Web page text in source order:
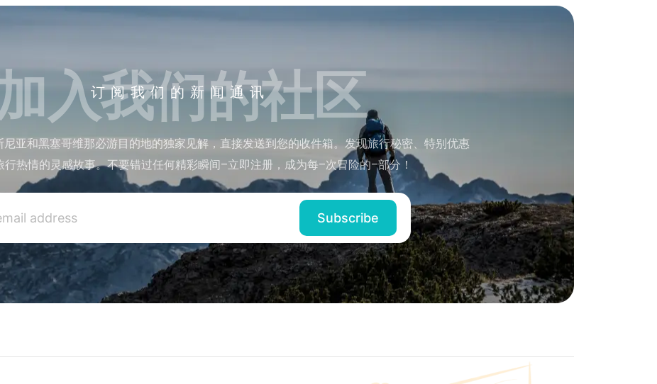
订阅我们的新闻通讯
入我们的社区
亚和黑塞哥维那必游目的地的独家见解，直接发送到您的收件箱。发现旅行秘密、特别优惠
行热情的灵感故事。不要错过任何精彩瞬间–立即注册，成为每–次冒险的–部分！